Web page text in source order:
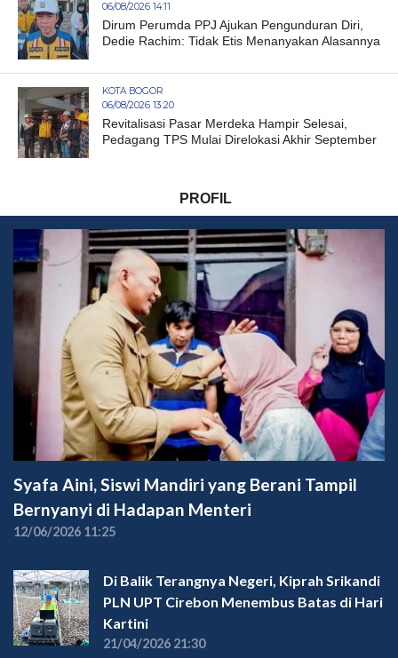
06/08/2026 14:11
Dirum Perumda PPJ Ajukan Pengunduran Diri,
Dedie Rachim: Tidak Etis Menanyakan Alasannya
KOTA BOGOR
06/08/2026 13:20
Revitalisasi Pasar Merdeka Hampir Selesai,
Pedagang TPS Mulai Direlokasi Akhir September
PROFIL
Syafa Aini, Siswi Mandiri yang Berani Tampil
Bernyanyi di Hadapan Menteri
12/06/2026 11:25
Di Balik Terangnya Negeri, Kiprah Srikandi
PLN UPT Cirebon Menembus Batas di Hari
Kartini
21/04/2026 21:30